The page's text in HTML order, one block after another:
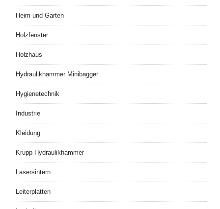
Heim und Garten
Holzfenster
Holzhaus
Hydraulikhammer Minibagger
Hygienetechnik
Industrie
Kleidung
Krupp Hydraulikhammer
Lasersintern
Leiterplatten